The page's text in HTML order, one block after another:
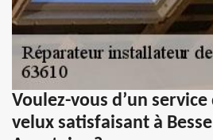
Voulez-vous d’un
velux satisfaisant à